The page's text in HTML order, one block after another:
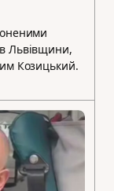
Львівщини,
Козицький.